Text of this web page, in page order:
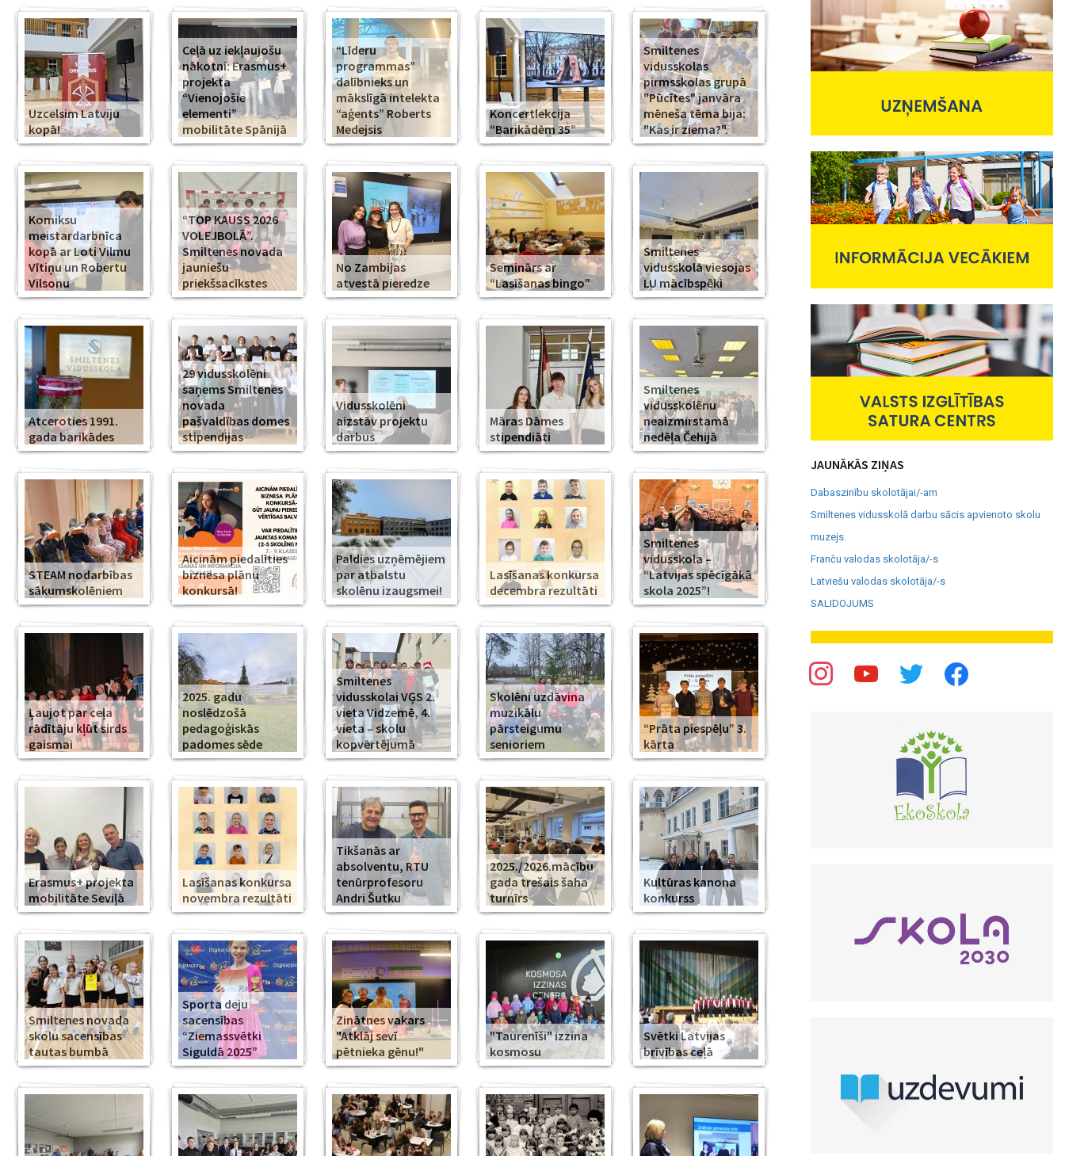
Uzcelsim Latviju
kopā!
Ceļā uz iekļaujošu
nākotni: Erasmus+
projekta
“Vienojošie
elementi”
mobilitāte Spānijā
“Līderu
programmas”
dalībnieks un
mākslīgā intelekta
“aģents” Roberts
Medejsis
Koncertlekcija
“Barikādēm 35”
Smiltenes
vidusskolas
pirmsskolas grupā
"Pūcītes" janvāra
mēneša tēma bija:
"Kas ir ziema?".
Komiksu
meistardarbnīca
kopā ar Loti Vilmu
Vītiņu un Robertu
Vilsonu
“TOP KAUSS 2026
VOLEJBOLĀ”.
Smiltenes novada
jauniešu
priekšsacīkstes
No Zambijas
atvestā pieredze
Seminārs ar
“Lasīšanas bingo”
Smiltenes
vidusskolā viesojas
LU mācībspēki
Atceroties 1991.
gada barikādes
29 vidusskolēni
saņems Smiltenes
novada
pašvaldības domes
stipendijas
Vidusskolēni
aizstāv projektu
darbus
Māras Dāmes
stipendiāti
Smiltenes
vidusskolēnu
neaizmirstamā
nedēļa Čehijā
STEAM nodarbības
sākumskolēniem
Aicinām piedalīties
biznesa plānu
konkursā!
Paldies uzņēmējiem
par atbalstu
skolēnu izaugsmei!
Lasīšanas konkursa
decembra rezultāti
Smiltenes
vidusskola –
“Latvijas spēcīgākā
skola 2025”!
Ļaujot par ceļa
rādītāju kļūt sirds
gaismai
2025. gadu
noslēdzošā
pedagoģiskās
padomes sēde
Smiltenes
vidusskolai VĢS 2.
vieta Vidzemē, 4.
vieta – skolu
kopvērtējumā
Skolēni uzdāvina
muzikālu
pārsteigumu
senioriem
“Prāta piespēļu” 3.
kārta
Erasmus+ projekta
mobilitāte Seviļā
Lasīšanas konkursa
novembra rezultāti
Tikšanās ar
absolventu, RTU
tenūrprofesoru
Andri Šutku
2025./2026.mācību
gada trešais šaha
turnīrs
Kultūras kanona
konkurss
Smiltenes novada
skolu sacensības
tautas bumbā
Sporta deju
sacensības
“Ziemassvētki
Siguldā 2025”
Zinātnes vakars
"Atklāj sevī
pētnieka gēnu!"
"Taurenīši" izzina
kosmosu
Svētki Latvijas
brīvības ceļā
JAUNĀKĀS ZIŅAS
Dabaszinību skolotājai/-am
Smiltenes vidusskolā darbu sācis apvienoto skolu
muzejs.
Franču valodas skolotāja/-s
Latviešu valodas skolotāja/-s
SALIDOJUMS